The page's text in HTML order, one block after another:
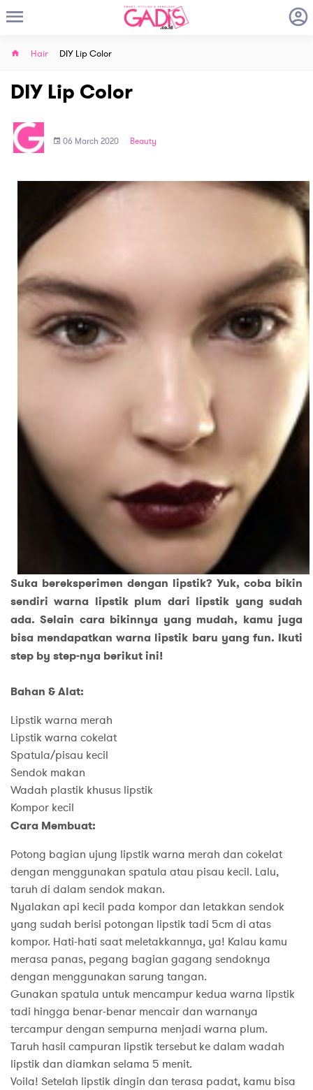
Hair DIY Lip Color
DIY Lip Color
06 March 2020 Beauty
Suka bereksperimen dengan lipstik? Yuk, coba bikin
sendiri warna lipstik plum dari lipstik yang sudah
ada. Selain cara bikinnya yang mudah, kamu juga
bisa mendapatkan warna lipstik baru yang fun. Ikuti
step by step-nya berikut ini!
Bahan & Alat:
Lipstik warna merah
Lipstik warna cokelat
Spatula/pisau kecil
Sendok makan
Wadah plastik khusus lipstik
Kompor kecil
Cara Membuat:
Potong bagian ujung lipstik warna merah dan cokelat
dengan menggunakan spatula atau pisau kecil. Lalu,
taruh di dalam sendok makan.
Nyalakan api kecil pada kompor dan letakkan sendok
yang sudah berisi potongan lipstik tadi 5cm di atas
kompor. Hati-hati saat meletakkannya, ya! Kalau kamu
merasa panas, pegang bagian gagang sendoknya
dengan menggunakan sarung tangan.
Gunakan spatula untuk mencampur kedua warna lipstik
tadi hingga benar-benar mencair dan warnanya
tercampur dengan sempurna menjadi warna plum.
Taruh hasil campuran lipstik tersebut ke dalam wadah
lipstik dan diamkan selama 5 menit.
Voila! Setelah lipstik dingin dan terasa padat, kamu bisa